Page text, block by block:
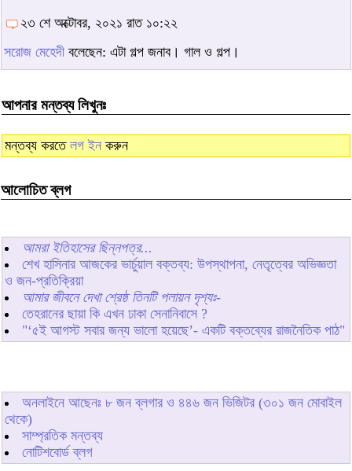
২৩ শে অক্টোবর, ২০২১ রাত ১০:২২
সরোজ মেহেদীবলেছেন: এটা গল্প জনাব। গাল ও গল্প।
আপনার মন্তব্য লিখুনঃ
মন্তব্য করতে লগ ইন করুন
আলোচিত ব্লগ
আমরা ইতিহাসের ছিন্নপত্র...
শেখ হাসিনার আজকের ভার্চুয়াল বক্তব্য: উপস্থাপনা, নেতৃত্বের অভিজ্ঞতা
ও জন-প্রতিক্রিয়া
আমার জীবনে দেখা শ্রেষ্ঠ তিনটি পলায়ন দৃশ্যঃ-
তেহরানের ছায়া কি এখন ঢাকা সেনানিবাসে ?
"‘৫ই আগস্ট সবার জন্য ভালো হয়েছে’- একটি বক্তব্যের রাজনৈতিক পাঠ"
অনলাইনে আছেনঃ ৮জন ব্লগার ও ৪৪৬ জন ভিজিটর (৩০১ জন মোবাইল
থেকে)
সাম্প্রতিক মন্তব্য
নোটিশবোর্ড ব্লগ